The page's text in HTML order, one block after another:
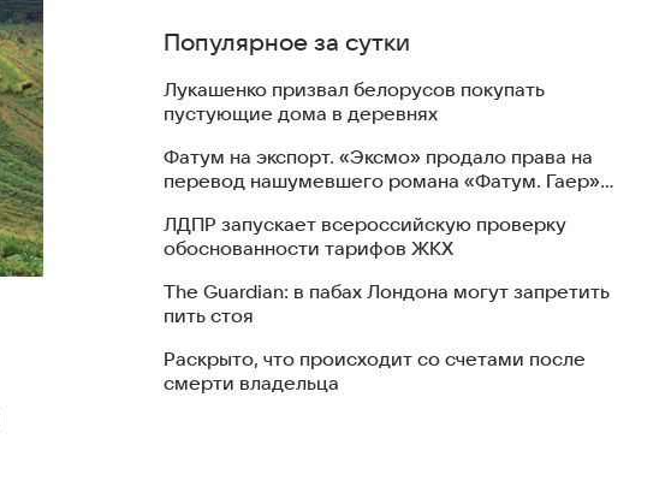
Популярное за сутки
Лукашенко призвал белорусов покупать
пустующие дома в деревнях
Фатум на экспорт. «Эксмо» продало права на
перевод нашумевшего романа «Фатум. Гаер»
ЛДПР запускает всероссийскую проверку
обоснованности тарифов ЖКХ
The Guardian: в пабах Лондона могут запретить
пить стоя
Раскрыто, что происходит со счетами после
смерти владельца